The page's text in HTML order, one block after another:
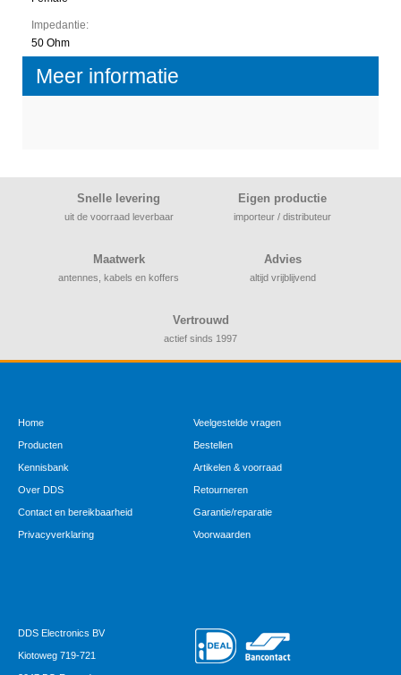
Impedantie:
50 Ohm
Meer informatie
Snelle levering
uit de voorraad leverbaar
Eigen productie
importeur / distributeur
Maatwerk
antennes, kabels en koffers
Advies
altijd vrijblijvend
Vertrouwd
actief sinds 1997
Home
Producten
Kennisbank
Over DDS
Contact en bereikbaarheid
Privacyverklaring
Veelgestelde vragen
Bestellen
Artikelen & voorraad
Retourneren
Garantie/reparatie
Voorwaarden
DDS Electronics BV
Kiotoweg 719-721